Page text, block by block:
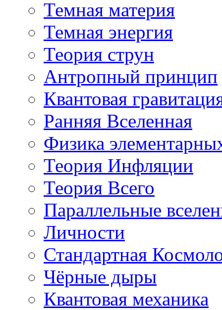
Темная материя
Темная энергия
Теория струн
Антропный принцип
Квантовая
Ранняя Вселенная
Физика
Теория Инфляции
Теория Всего
Параллельные
Личности
Стандартная
Чёрные дыры
Квантовая механика